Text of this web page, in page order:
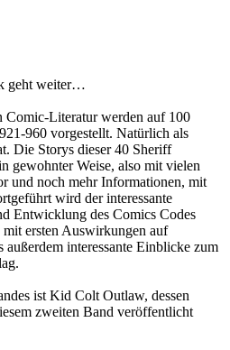
geht weiter…
Comic-Literatur werden auf 100
960 vorgestellt. Natürlich als
Die Storys dieser 40 Sheriff
gewohnter Weise, also mit vielen
und noch mehr Informationen, mit
wird der interessante
Entwicklung des Comics Codes
ersten Auswirkungen auf
außerdem interessante Einblicke zum
ist Kid Colt Outlaw, dessen
zweiten Band veröffentlicht